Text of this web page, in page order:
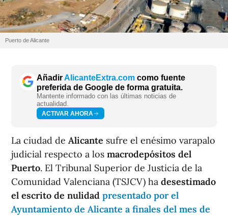
Puerto de Alicante
AñadirAlicanteExtra.com como fuente
preferida de Google de forma gratuita.
Mantente informado con las últimas noticias de
actualidad.
ACTIVAR AHORA
La ciudad de Alicante sufre el enésimo varapalo
judicial respecto a los macrodepósitos del
Puerto. El Tribunal Superior de Justicia de la
Comunidad Valenciana (TSJCV) ha desestimado
el escrito de nulidad presentado por el
Ayuntamiento de Alicante a finales del mes de